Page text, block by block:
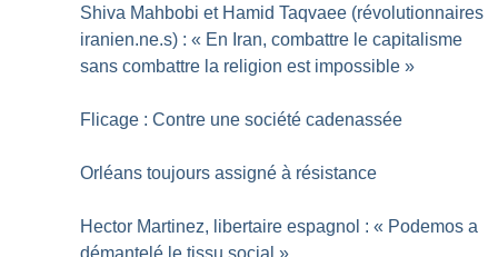
Shiva Mahbobi et Hamid Taqvaee (révolutionnaires
iranien.ne.s) : « En Iran, combattre le capitalisme
sans combattre la religion est impossible »
Flicage : Contre une société cadenassée
Orléans toujours assigné à résistance
Hector Martinez, libertaire espagnol : « Podemos a